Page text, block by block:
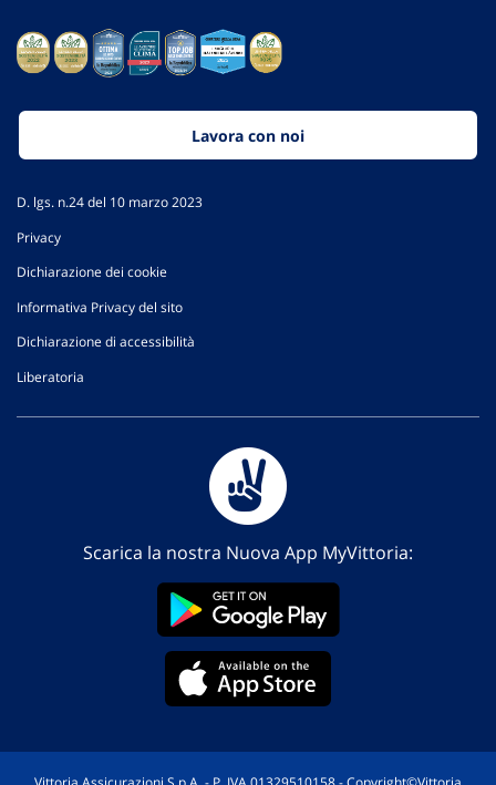
Lavora con noi
D. lgs. n.24 del 10 marzo 2023
Privacy
Dichiarazione dei cookie
Informativa Privacy del sito
Dichiarazione di accessibilità
Liberatoria
Scarica la nostra Nuova App MyVittoria:
Vittoria Assicurazioni S.p.A. - P. IVA 01329510158 - Copyright©Vittoria